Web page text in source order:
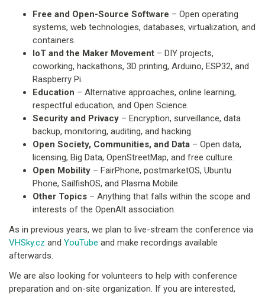
Free and Open-Source Software – Open operating
systems, web technologies, databases, virtualization, and
containers.
IoT and the Maker Movement – DIY projects,
coworking, hackathons, 3D printing, Arduino, ESP32, and
Raspberry Pi.
Education – Alternative approaches, online learning,
respectful education, and Open Science.
Security and Privacy – Encryption, surveillance, data
backup, monitoring, auditing, and hacking.
Open Society, Communities, and Data – Open data,
licensing, Big Data, OpenStreetMap, and free culture.
Open Mobility – FairPhone, postmarketOS, Ubuntu
Phone, SailfishOS, and Plasma Mobile.
Other Topics – Anything that falls within the scope and
interests of the OpenAlt association.
As in previous years, we plan to live-stream the conference via
VHSky.cz and YouTube and make recordings available
afterwards.
We are also looking for volunteers to help with conference
preparation and on-site organization. If you are interested,